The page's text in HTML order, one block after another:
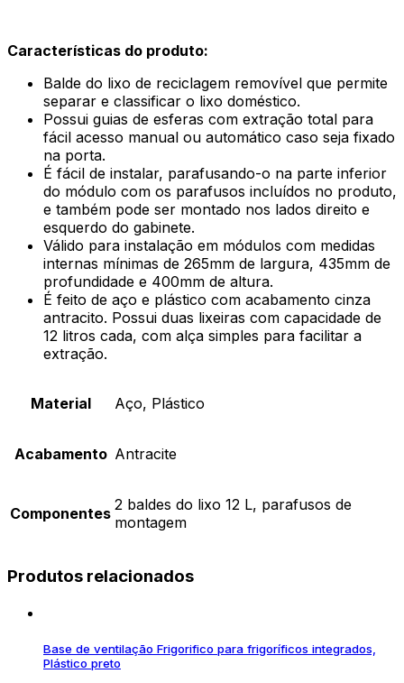
Características do produto:
Balde do lixo de reciclagem removível que permite
separar e classificar o lixo doméstico.
Possui guias de esferas com extração total para
fácil acesso manual ou automático caso seja fixado
na porta.
É fácil de instalar, parafusando-o na parte inferior
do módulo com os parafusos incluídos no produto,
e também pode ser montado nos lados direito e
esquerdo do gabinete.
Válido para instalação em módulos com medidas
internas mínimas de 265mm de largura, 435mm de
profundidade e 400mm de altura.
É feito de aço e plástico com acabamento cinza
antracito. Possui duas lixeiras com capacidade de
12 litros cada, com alça simples para facilitar a
extração.
Material Aço, Plástico
Acabamento Antracite
Componentes 2 baldes do lixo 12 L, parafusos de
montagem
Produtos relacionados
Base de ventilação Frigorifico para frigoríficos integrados,
Plástico preto